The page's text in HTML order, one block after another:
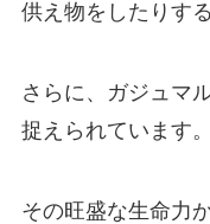
供え物をしたりす
さらに、ガジュマ
捉えられています。
その旺盛な生命力